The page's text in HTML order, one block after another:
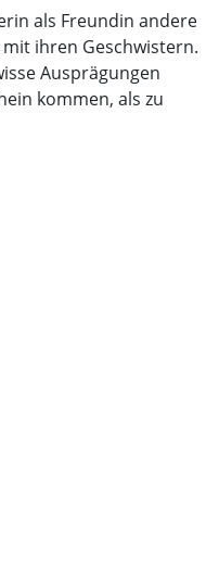
als Freundin andere
ihren Geschwistern.
Ausprägungen
kommen, als zu